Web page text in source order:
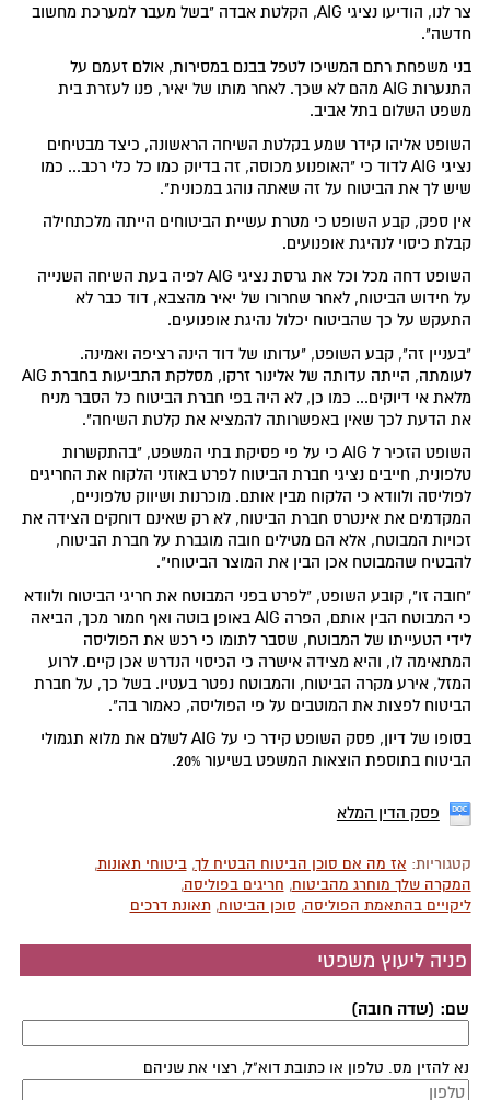
צר לנו, הודיעו נציגי AIG, הקלטת אבדה "בשל מעבר למערכת מחשוב
חדשה".
בני משפחת רתם המשיכו לטפל בבנם במסירות, אולם זעמם על
התנערות AIG מהם לא שכך. לאחר מותו של יאיר, פנו לעזרת בית
משפט השלום בתל אביב.
השופט אליהו קידר שמע בקלטת השיחה הראשונה, כיצד מבטיחים
נציגי AIG לדוד כי "האופנוע מכוסה, זה בדיוק כמו כל כלי רכב... כמו
שיש לך את הביטוח על זה שאתה נוהג במכונית".
אין ספק, קבע השופט כי מטרת עשיית הביטוחים הייתה מלכתחילה
קבלת כיסוי לנהיגת אופנועים.
השופט דחה מכל וכל את גרסת נציגי AIG לפיה בעת השיחה השנייה
על חידוש הביטוח, לאחר שחרורו של יאיר מהצבא, דוד כבר לא
התעקש על כך שהביטוח יכלול נהיגת אופנועים.
"בעניין זה", קבע השופט, "עדותו של דוד הינה רציפה ואמינה.
לעומתה, הייתה עדותה של אלינור זרקו, מסלקת התביעות בחברת AIG
מלאת אי דיוקים... כמו כן, לא היה בפי חברת הביטוח כל הסבר מניח
את הדעת לכך שאין באפשרותה להמציא את קלטת השיחה".
השופט הזכיר ל AIG כי על פי פסיקת בתי המשפט, "בהתקשרות
טלפונית, חייבים נציגי חברת הביטוח לפרט באוזני הלקוח את החריגים
לפוליסה ולוודא כי הלקוח מבין אותם. מוכרנות ושיווק טלפוניים,
המקדמים את אינטרס חברת הביטוח, לא רק שאינם דוחקים הצידה את
זכויות המבוטח, אלא הם מטילים חובה מוגברת על חברת הביטוח,
להבטיח שהמבוטח אכן הבין את המוצר הביטוחי".
"חובה זו", קובע השופט, "לפרט בפני המבוטח את חריגי הביטוח ולוודא
כי המבוטח הבין אותם, הפרה AIG באופן בוטה ואף חמור מכך, הביאה
לידי הטעייתו של המבוטח, שסבר לתומו כי רכש את הפוליסה
המתאימה לו, והיא מצידה אישרה כי הכיסוי הנדרש אכן קיים. לרוע
המזל, אירע מקרה הביטוח, והמבוטח נפטר בעטיו. בשל כך, על חברת
הביטוח לפצות את המוטבים על פי הפוליסה, כאמור בה".
בסופו של דיון, פסק השופט קידר כי על AIG לשלם את מלוא תגמולי
הביטוח בתוספת הוצאות המשפט בשיעור 20%.
פסק הדין המלא
קטגוריות: אז מה אם סוכן הביטוח הבטיח לך,ביטוחי תאונות,
המקרה שלך מוחרג מהביטוח, חריגים בפוליסה,
ליקויים בהתאמת הפוליסה, סוכן הביטוח,תאונת דרכים
פניה ליעוץ משפטי
שם: (שדה חובה)
נא להזין מס. טלפון או כתובת דוא"ל, רצוי את שניהם